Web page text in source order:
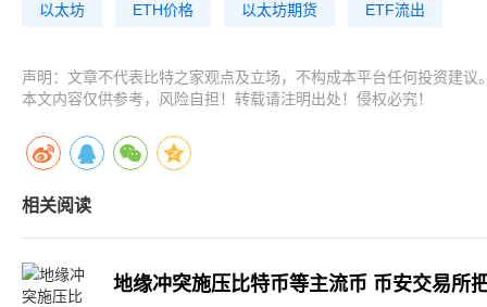
以太坊 ETH价格 以太坊期货 ETF流出
声明：文章不代表比特之家观点及立场，不构成本平台任何投资建
本文内容仅供参考，风险自担！转载请注明出处！侵权必究！
相关阅读
地缘冲突施压比特币等主流币 币安交易所